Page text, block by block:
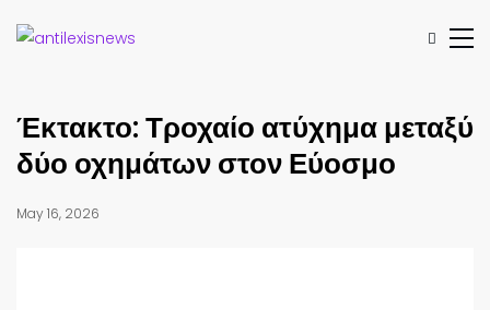
Έκτακτο: Τροχαίο ατύχημα μεταξύ
δύο οχημάτων στον Εύοσμο
May 16, 2026